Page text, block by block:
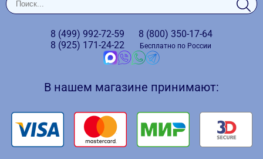
8 (499) 992-72-59
8 (925) 171-24-22
8 (800) 350-17-64
Бесплатно по России
В нашем магазине принимают: